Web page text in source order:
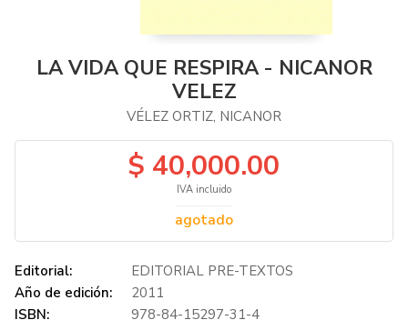
LA VIDA QUE RESPIRA - NICANOR
VELEZ
VÉLEZ ORTIZ, NICANOR
$ 40,000.00
IVA incluido
agotado
Editorial:
EDITORIAL PRE-TEXTOS
Año de edición:
2011
ISBN:
978-84-15297-31-4